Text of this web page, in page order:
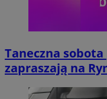
Taneczna
zapraszają na